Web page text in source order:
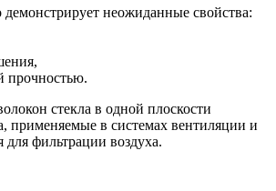
демонстрирует неожиданные свойства:
прочностью.
стекла в одной плоскости
применяемые в системах вентиляции и
фильтрации воздуха.